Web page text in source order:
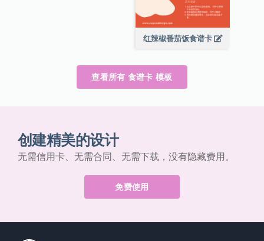
红辣椒番茄饭食谱卡
查看所有 食谱卡 模板
创建精美的设计
无需信用卡、无需合同、无需下载，没有隐藏费用。
免费使用